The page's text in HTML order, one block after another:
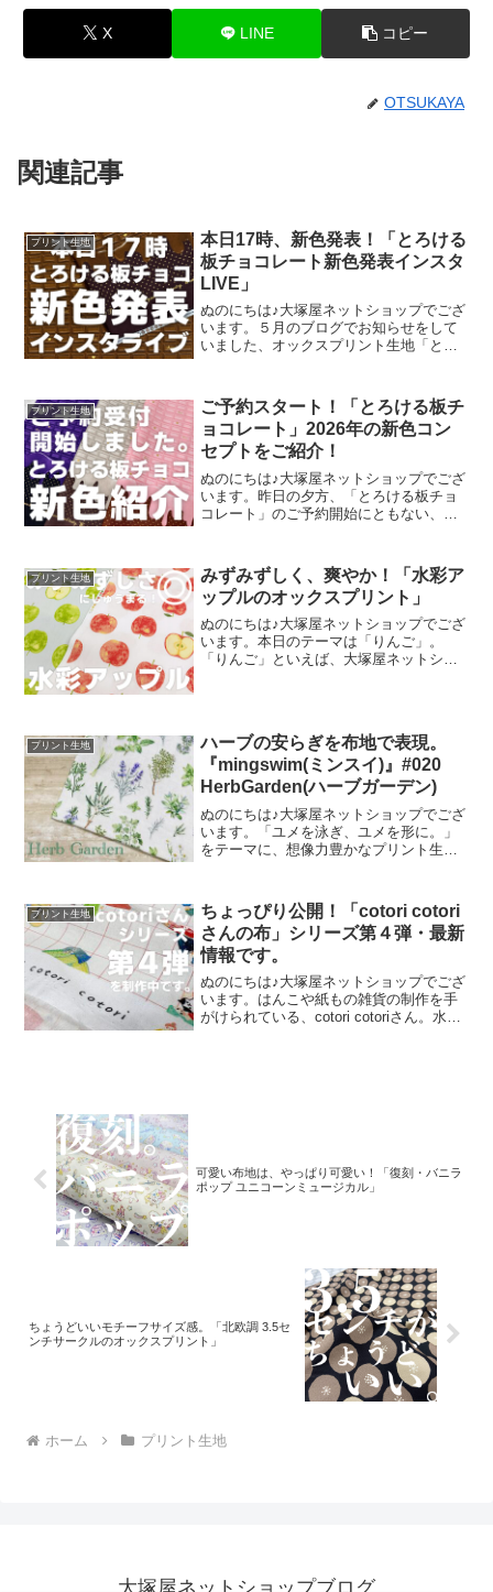
X LINE コピー
OTSUKAYA
関連記事
プリント生地
本日17時、新色発表！「とろける
板チョコレート新色発表インスタ
LIVE」
ぬのにちは♪大塚屋ネットショップでござ
います。５月のブログでお知らせをして
いました、オックスプリント生地「とろ
約開始可能な段取りが整いました。再販
決定を記念いたしまして
プリント生地
ご予約スタート！「とろける板チ
ョコレート」2026年の新色コン
セプトをご紹介！
ぬのにちは♪大塚屋ネットショップでござ
います。昨日の夕方、「とろける板チョ
コレート」のご予約開始にともない、イ
ます。およそ30分程度です。この投稿を
Instagramで見
プリント生地
みずみずしく、爽やか！「水彩ア
ップルのオックスプリント」
ぬのにちは♪大塚屋ネットショップでござ
います。本日のテーマは「りんご」。
「りんご」といえば、大塚屋ネットショ
のオックスプリント」です
プリント生地
ハーブの安らぎを布地で表現。
『mingswim(ミンスイ)』#020
HerbGarden(ハーブガーデン)
ぬのにちは♪大塚屋ネットショップでござ
います。「ユメを泳ぎ、ユメを形に。」
をテーマに、想像力豊かなプリント生地
集ページよりご覧いただけます。＼
mingswi
プリント生地
ちょっぴり公開！「cotori cotori
さんの布」シリーズ第４弾・最新
情報です。
ぬのにちは♪大塚屋ネットショップでござ
います。はんこや紙もの雑貨の制作を手
がけられている、cotori cotoriさん。水彩
可愛い布地は、やっぱり可愛い！「復刻・バニラ
ポップ ユニコーンミュージカル」
ちょうどいいモチーフサイズ感。「北欧調 3.5セ
ンチサークルのオックスプリント」
ホーム プリント生地
大塚屋ネットショップブログ